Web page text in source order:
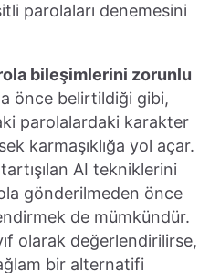
parolaları denemesini
bileşimlerini zorunlu
önce belirtildiği gibi,
parolalardaki karakter
karmaşıklığa yol açar.
AI tekniklerini
gönderilmeden önce
de mümkündür.
olarak değerlendirilirse,
bir alternatifi